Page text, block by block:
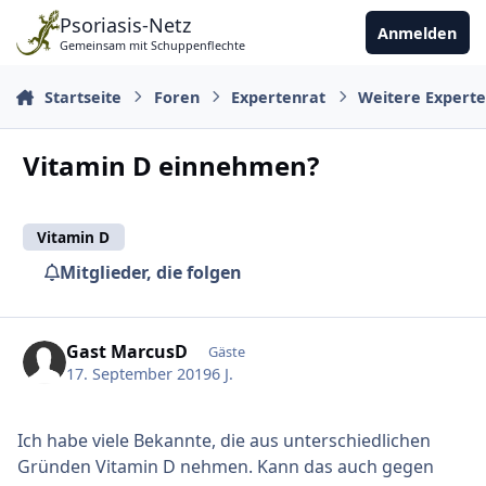
Zu Inhalt springen
Psoriasis-Netz
Gemeinsam mit Schuppenflechte
Anmelden
Startseite Foren Expertenrat Weitere
Vitamin D einnehmen?
Vitamin D
Mitglieder, die folgen
Gast MarcusD Gäste
17. September 20196 J.
Ich habe viele Bekannte, die aus unterschiedlichen
Gründen Vitamin D nehmen. Kann das auch gegen